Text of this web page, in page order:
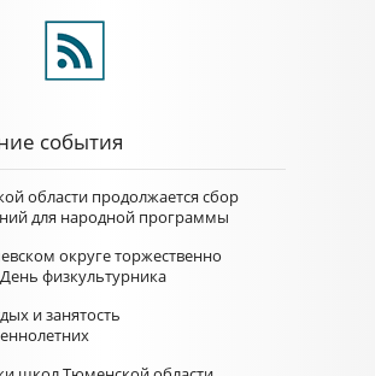
события
области продолжается сбор
для народной программы
округе торжественно
физкультурника
и занятость